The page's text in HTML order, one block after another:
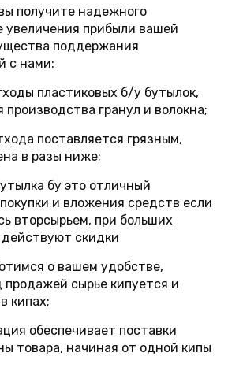
получите надежного
увеличения прибыли вашей
поддержания
с нами:
пластиковых б/у бутылок,
производства гранул и волокна;
поставляется грязным,
в разы ниже;
бу это отличный
и вложения средств если
вторсырьем, при больших
скидки
о вашем удобстве,
продажей сырье кипуется и
кипах;
обеспечивает поставки
товара, начиная от одной кипы